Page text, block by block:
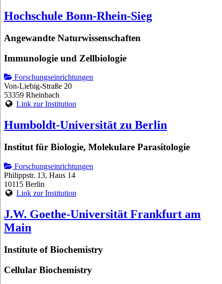
Hochschule Bonn-Rhein-Sieg
Angewandte Naturwissenschaften
Immunologie und Zellbiologie
Forschungseinrichtungen
Von-Liebig-Straße 20
53359 Rheinbach
Link zur Institution
Humboldt-Universität zu Berlin
Institut für Biologie, Molekulare Parasitologie
Forschungseinrichtungen
Philippstr. 13, Haus 14
10115 Berlin
Link zur Institution
J.W. Goethe-Universität Frankfurt am
Main
Institute of Biochemistry
Cellular Biochemistry